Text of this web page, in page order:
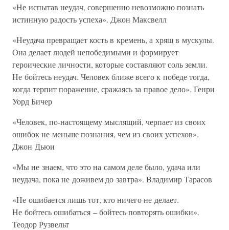
«Не испытав неудач, совершенно невозможно познать
истинную радость успеха». Джон Максвелл
«Неудача превращает кость в кремень, а хрящ в мускулы.
Она делает людей непобедимыми и формирует
героические личности, которые составляют соль земли.
Не бойтесь неудач. Человек ближе всего к победе тогда,
когда терпит поражение, сражаясь за правое дело». Генри
Уорд Бичер
«Человек, по-настоящему мыслящий, черпает из своих
ошибок не меньше познания, чем из своих успехов».
Джон Дьюи
«Мы не знаем, что это на самом деле было, удача или
неудача, пока не доживем до завтра». Владимир Тарасов
«Не ошибается лишь тот, кто ничего не делает.
Не бойтесь ошибаться – бойтесь повторять ошибки».
Теодор Рузвельт